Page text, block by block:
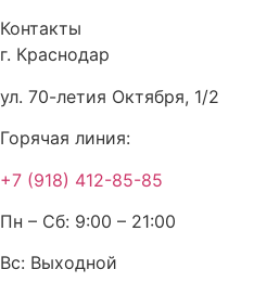
Контакты
г. Краснодар
ул. 70-летия Октября, 1/2
Горячая линия:
+7 (918) 412-85-85
Пн – Сб: 9:00 – 21:00
Вс: Выходной